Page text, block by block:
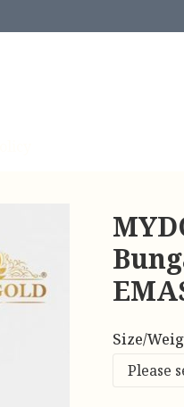
Size/